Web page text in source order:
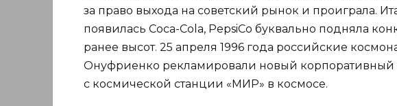
за право выхода на советский рынок и проиграла.
появилась Coca-Cola, PepsiCo буквально подняла
ранее высот. 25 апреля 1996 года российские
Онуфриенко рекламировали новый корпоративный
с космической станции «МИР» в космосе.